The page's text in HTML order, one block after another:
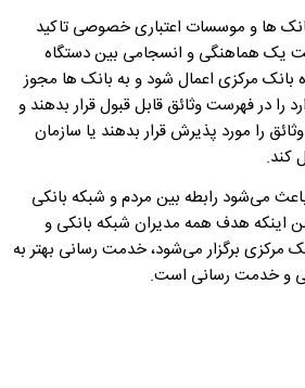
ها و موسسات اعتباری خصوصی تاکید
یک هماهنگی و انسجامی بین دستگاه
بانک مرکزی اعمال شود و به بانک ها مجوز
را در فهرست وثائق قابل قبول قرار بدهند و
را مورد پذیرش قرار بدهند یا سازمان
کند.
می‌شود رابطه بین مردم و شبکه بانکی
اینکه هدف همه مدیران شبکه بانکی و
مرکزی برگزار می‌شود، خدمت رسانی بهتر به
و خدمت رسانی است.